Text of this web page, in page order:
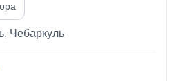
Чебаркуль